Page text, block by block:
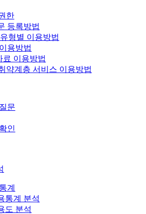
한
등록방법
형별 이용방법
용방법
료 이용방법
약계층 서비스 이용방법
문
인
계
통계 분석
도 분석